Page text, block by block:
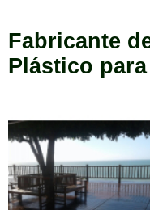
Fabricante
Plástico